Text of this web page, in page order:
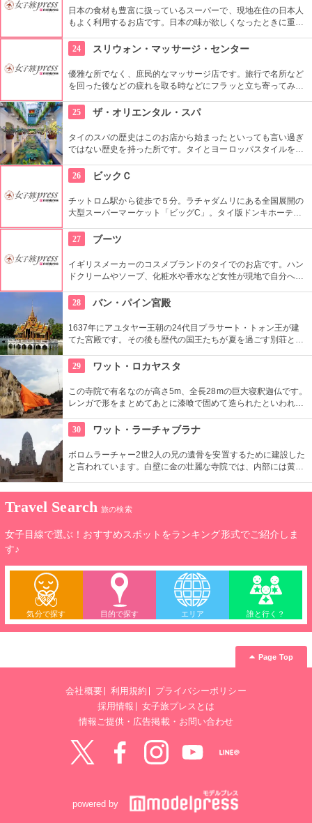
日本の食材も豊富に扱っているスーパーで、現地在住の日本人
もよく利用するお店です。日本の味が欲しくなったときに重宝
もいいですよ。
24 スリウォン・マッサージ・センター
優雅な所でなく、庶民的なマッサージ店です。旅行で名所など
を回った後などの疲れを取る時などにフラッと立ち寄ってみる
確かです。
25 ザ・オリエンタル・スパ
タイのスパの歴史はこのお店から始まったといっても言い過ぎ
ではない歴史を持った所です。タイとヨーロッパスタイルを混
です。
26 ビックＣ
チットロム駅から徒歩で５分。ラチャダムリにある全国展開の
大型スーパーマーケット「ビッグC」。タイ版ドンキホーテと
27
ブーツ
イギリスメーカーのコスメブランドのタイでのお店です。ハン
ドクリームやソープ、化粧水や香水など女性が現地で自分への
れると思います。
28 バン・パイン宮殿
1637年にアユタヤー王朝の24代目プラサート・トォン王が建
てた宮殿です。その後も歴代の国王たちが夏を過ごす別荘とし
の美しい庭園も見所です。
29 ワット・ロカヤスタ
この寺院で有名なのが高さ5m、全長28mの巨大寝釈迦仏です。
レンガで形をまとめてあとに漆喰で固めて造られたといわれる
す。
30 ワット・ラーチャブラナ
ボロムラーチャー2世2人の兄の遺骨を安置するために建設した
と言われています。白壁に金の壮麗な寺院では、内部には黄金
の造りを模した日本人納骨堂もあります。
Travel Search 旅の検索
女子目線で選ぶ！おすすめスポットをランキング形式でご紹介しま
す♪
気分で探す 目的で探す エリア 誰と行く？
Page Top
会社概要 利用規約
プライバシーポリシー
採用情報
女子旅プレスとは
情報ご提供・広告掲載・お問い合わせ
powered by